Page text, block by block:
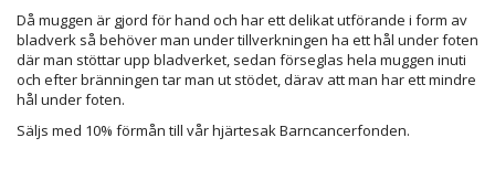
Då muggen är gjord för hand och har ett delikat utförande i form av
bladverk så behöver man under tillverkningen ha ett hål under foten
där man stöttar upp bladverket, sedan förseglas hela muggen inuti
och efter bränningen tar man ut stödet, därav att man har ett mindre
hål under foten.
Säljs med 10% förmån till vår hjärtesak Barncancerfonden.